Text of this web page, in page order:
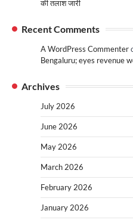
की तलाश जारी
Recent Comments
A WordPress Commenter
Bengaluru; eyes revenue
Archives
July 2026
June 2026
May 2026
March 2026
February 2026
January 2026